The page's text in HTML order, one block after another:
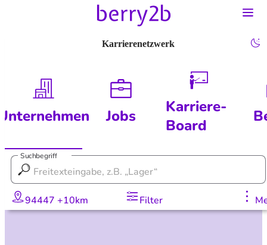
Karrierenetzwerk
Jobs
Karriere-
Board
Suchbegriff
94447 +10km Filter